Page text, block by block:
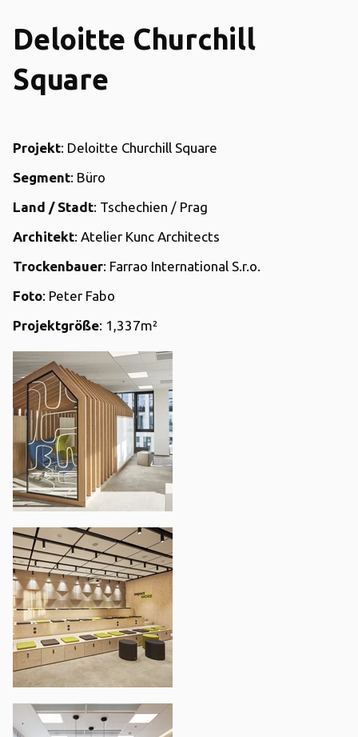
Deloitte Churchill
Square
Projekt: Deloitte Churchill Square
Segment: Büro
Land / Stadt: Tschechien / Prag
Architekt: Atelier Kunc Architects
Trockenbauer: Farrao International S.r.o.
Foto: Peter Fabo
Projektgröße: 1,337m²